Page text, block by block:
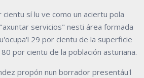
sí lu ve como un aciertu pola
servicios" nesti área formada
29 por cientu de la superficie
por cientu de la población asturiana.
propón nun borrador presentáu'l